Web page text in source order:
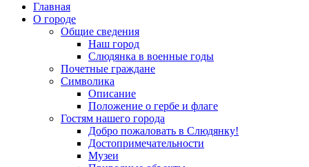
Главная
О городе
Общие сведения
Наш город
Слюдянка в военные годы
Почетные граждане
Символика
Описание
Положение о гербе и флаге
Гостям нашего города
Добро пожаловать в Слюдянку!
Достопримечательности
Музеи